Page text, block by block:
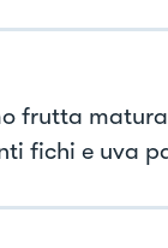
frutta
fichi e uva